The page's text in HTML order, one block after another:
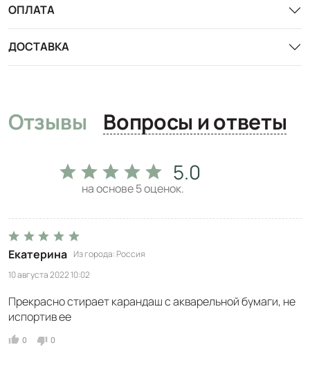
ОПЛАТА
ДОСТАВКА
Отзывы Вопросы и ответы
5.0
на основе5оценок.
Екатерина Из города Россия
10 августа 2022 10:02
Прекрасно стирает карандаш с акварельной бумаги, не
испортив ее
0 0